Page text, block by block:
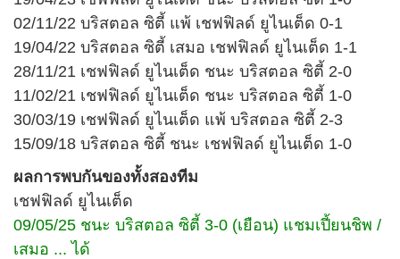
02/11/22 บริสตอล ซิตี้ แพ้ เชฟฟิลด์ ยูไนเต็ด 0-1
19/04/22 บริสตอล ซิตี้ เสมอ เชฟฟิลด์ ยูไนเต็ด 1-1
28/11/21 เชฟฟิลด์ ยูไนเต็ด ชนะ บริสตอล ซิตี้ 2-0
11/02/21 เชฟฟิลด์ ยูไนเต็ด ชนะ บริสตอล ซิตี้ 1-0
30/03/19 เชฟฟิลด์ ยูไนเต็ด แพ้ บริสตอล ซิตี้ 2-3
15/09/18 บริสตอล ซิตี้ ชนะ เชฟฟิลด์ ยูไนเต็ด 1-0
ผลการพบกันของทั้งสองทีม
เชฟฟิลด์ ยูไนเต็ด
09/05/25 ชนะ บริสตอล ซิตี้ 3-0 (เยือน) แชมเปี้ยนชิพ /
เสมอ ... ได้